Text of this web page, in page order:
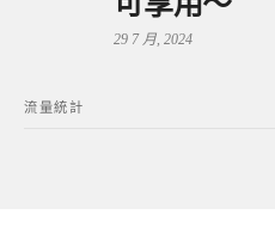
29 7 月, 2024
流量統計